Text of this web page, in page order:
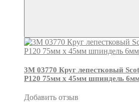
3М 03770 Круг лепестковый
P120 75мм х 45мм шпиндель
Добавить отзыв